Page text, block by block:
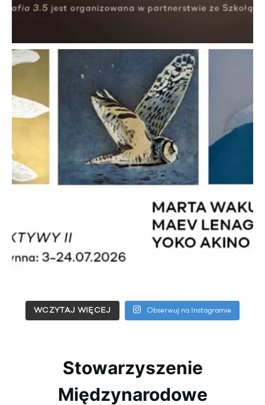
WCZYTAJ WIĘCEJ Obserwuj na Instagramie
Stowarzyszenie
Międzynarodowe